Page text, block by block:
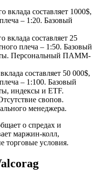
составляет 1000$,
– 1:20. Базовый
вклада составляет 25
плеча – 1:50. Базовый
Персональный ПАММ-
составляет 50 000$,
– 1:100. Базовый
индексы и ETF.
свопов.
менеджера.
о спредах и
маржин-колл,
торговые условия.